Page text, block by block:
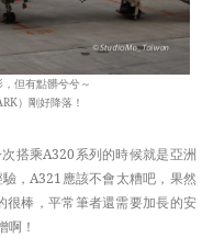
但有點髒兮兮～
）剛好降落！
搭乘A320系列的時候就是亞洲
，A321應該不會太糟吧，果然
棒，平常筆者還需要加長的安
啊！